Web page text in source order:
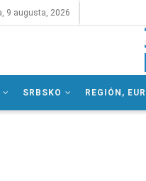
9 augusta, 2026
SRBSKO REGIÓN,